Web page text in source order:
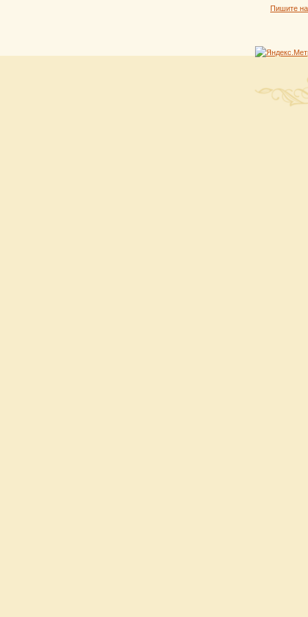
Пишите